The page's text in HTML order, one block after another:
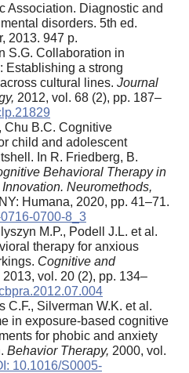
Association. Diagnostic and
disorders. 5th ed.
2013. 947 p.
S.G. Collaboration in
Establishing a strong
cultural lines. Journal
, 2012, vol. 68 (2), pp. 187–
Chu B.C. Cognitive
child and adolescent
In R. Friedberg, B.
Behavioral Therapy in
Neuromethods,
Humana, 2020, pp. 41–71.
0700-8_3
M.P., Podell J.L. et al.
therapy for anxious
Cognitive and
2013, vol. 20 (2), pp. 134–
C.F., Silverman W.K. et al.
in exposure-based cognitive
for phobic and anxiety
Behavior Therapy, 2000, vol.
10.1016/S0005-